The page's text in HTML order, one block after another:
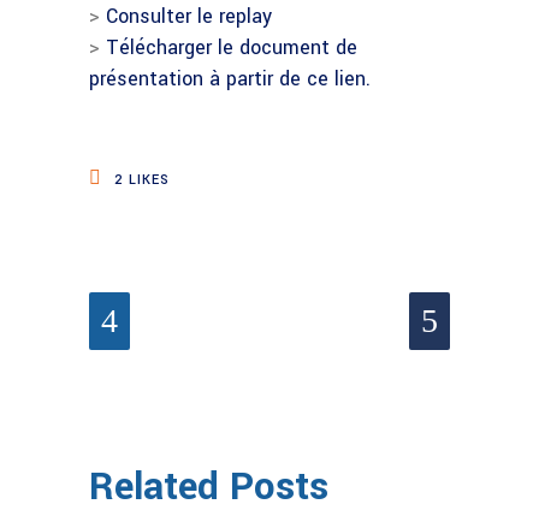
> Consulter le replay
> Télécharger le document de
présentation à partir de ce lien.
2 LIKES
Related Posts